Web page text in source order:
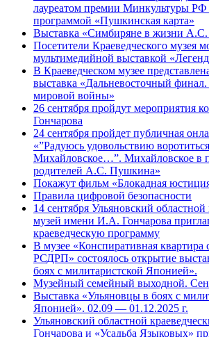
лауреатом премии Минкультуры РФ
программой «Пушкинская карта»
Выставка «Симбиряне в жизни
Посетители Краеведческого музея
мультимедийной выставкой
В Краеведческом музее
выставка «Дальневосточный
мировой войны»
26 сентября пройдут мероприятия
Гончарова
24 сентября пройдет публичная
«”Радуюсь удовольствию
Михайловское…”. Михайловское в
родителей А.С. Пушкина»
Покажут фильм «Блокадная
Правила цифровой безопасности
14 сентября Ульяновский областной
музей имени И.А. Гончарова
краеведческую программу
В музее «Конспиративная
РСДРП» состоялось открытие
боях с милитаристской Японией».
Музейный семейный выходной.
Выставка «Ульяновцы в боях с
Японией». 02.09 — 01.12.2025 г.
Ульяновский областной
Гончарова и «Усадьба Языковых»